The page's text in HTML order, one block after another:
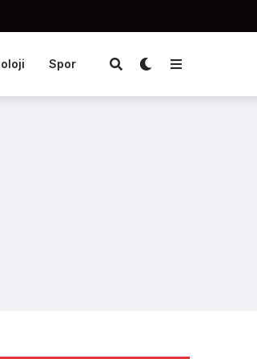
Spor